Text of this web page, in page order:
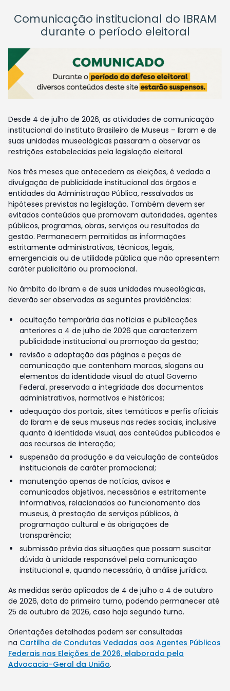
Comunicação institucional do IBRAM
durante o período eleitoral
Desde 4 de julho de 2026, as atividades de comunicação
institucional do Instituto Brasileiro de Museus – Ibram e de
suas unidades museológicas passaram a observar as
restrições estabelecidas pela legislação eleitoral.
Nos três meses que antecedem as eleições, é vedada a
divulgação de publicidade institucional dos órgãos e
entidades da Administração Pública, ressalvadas as
hipóteses previstas na legislação. Também devem ser
evitados conteúdos que promovam autoridades, agentes
públicos, programas, obras, serviços ou resultados da
gestão. Permanecem permitidas as informações
estritamente administrativas, técnicas, legais,
emergenciais ou de utilidade pública que não apresentem
caráter publicitário ou promocional.
No âmbito do Ibram e de suas unidades museológicas,
deverão ser observadas as seguintes providências:
ocultação temporária das notícias e publicações
anteriores a 4 de julho de 2026 que caracterizem
publicidade institucional ou promoção da gestão;
revisão e adaptação das páginas e peças de
comunicação que contenham marcas, slogans ou
elementos da identidade visual do atual Governo
Federal, preservada a integridade dos documentos
administrativos, normativos e históricos;
adequação dos portais, sites temáticos e perfis oficiais
do Ibram e de seus museus nas redes sociais, inclusive
quanto à identidade visual, aos conteúdos publicados e
aos recursos de interação;
suspensão da produção e da veiculação de conteúdos
institucionais de caráter promocional;
manutenção apenas de notícias, avisos e
comunicados objetivos, necessários e estritamente
informativos, relacionados ao funcionamento dos
museus, à prestação de serviços públicos, à
programação cultural e às obrigações de
transparência;
submissão prévia das situações que possam suscitar
dúvida à unidade responsável pela comunicação
institucional e, quando necessário, à análise jurídica.
As medidas serão aplicadas de 4 de julho a 4 de outubro
de 2026, data do primeiro turno, podendo permanecer até
25 de outubro de 2026, caso haja segundo turno.
Orientações detalhadas podem ser consultadas
na Cartilha de Condutas Vedadas aos Agentes Públicos
Federais nas Eleições de 2026, elaborada pela
Advocacia-Geral da União.